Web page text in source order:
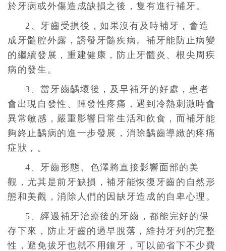
於牙病或外傷造成缺損之後，隻有進行補牙。
2、牙齒受損後，如果沒有及時補牙，會造
成牙髓腔外露，誘發牙髓疾病。補牙能防止病變
的繼續發展，重建健康，防止牙髓炎、根尖周疾
病的發生。
3、當牙齒齲壞後，及早補牙的好處，患者
會出現自發性、陣發性疼痛，遇到冷熱刺激時會
異常敏感，嚴重影響日常生活和飲食，而補牙能
夠終止齲病的進一步發展，消除齲齒導緻的疼痛
症狀，。
4、牙齒形態、色澤將直接影響面部的美
觀，尤其是前牙缺損，補牙能恢復牙齒的自然形
態和美觀，消除人們的因缺牙造成的自卑心理。
5、經過補牙治療後的牙齒，都能完好的保
存下來，防止牙齒的過早脫落，維持牙列的完整
性，避免拔牙也就不用鑲牙，可以節省下不少費